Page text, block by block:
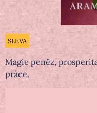
SLEVA
Magie peněz,
práce.